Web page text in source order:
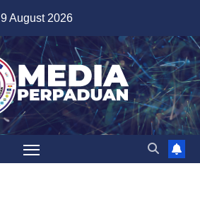
9 August 2026